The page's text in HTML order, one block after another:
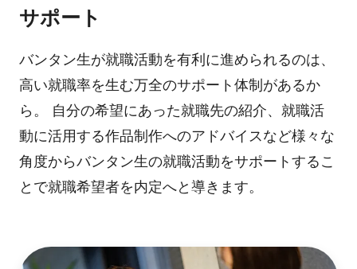
サポート
バンタン生が就職活動を有利に進められるのは、
高い就職率を生む万全のサポート体制があるか
ら。 自分の希望にあった就職先の紹介、就職活
動に活用する作品制作へのアドバイスなど様々な
角度からバンタン生の就職活動をサポートするこ
とで就職希望者を内定へと導きます。